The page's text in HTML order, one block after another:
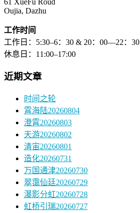
61 XueFu Roud
Oujia, Dazhu
工作时间
工作日：5:30–6：30 & 20：00—22：30
休息日：11:00–17:00
近期文章
时间之轮
霄海陆20260804
澄霄20260803
天游20260802
清宙20260801
造化20260731
万国通津20260730
翠霭仙廷20260729
瀑影分虹20260728
虹桥引瑞20260727